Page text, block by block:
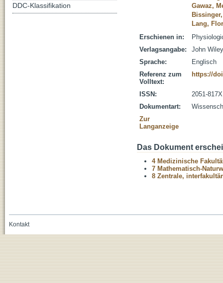
Gawaz,
Lang,
Erschienen in:
Verlagsangabe:
John
Sprache:
Englisch
Referenz zum
Volltext:
https://
ISSN:
2051-817X
Dokumentart:
Zur
Langanzeige
Das Dokument
4 Medizinische
7 Mathematisch-
8 Zentrale,
DDC-Klassifikation
Kontakt